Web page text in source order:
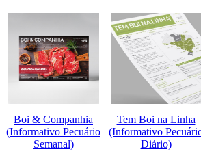
Boi & Companhia
(Informativo Pecuário
Semanal)
Tem Boi na Linha
(Informativo
Diário)